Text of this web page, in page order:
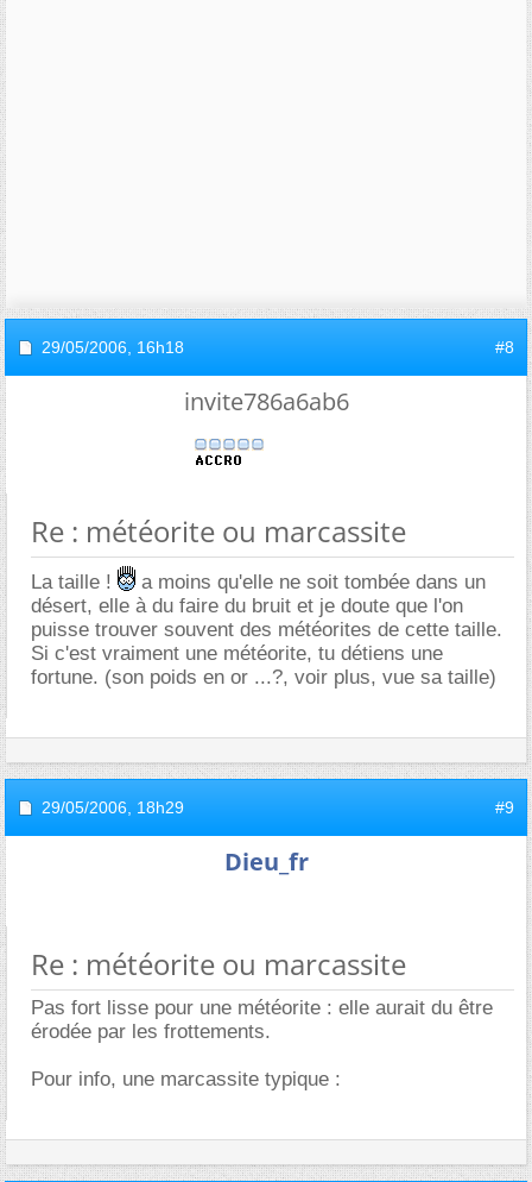
29/05/2006, 16h18 #8
invite786a6ab6
Re : météorite ou marcassite
La taille !
a moins qu'elle ne soit tombée dans un
désert, elle à du faire du bruit et je doute que l'on
puisse trouver souvent des météorites de cette taille.
Si c'est vraiment une météorite, tu détiens une
fortune. (son poids en or ...?, voir plus, vue sa taille)
29/05/2006, 18h29 #9
Dieu_fr
Re : météorite ou marcassite
Pas fort lisse pour une météorite : elle aurait du être
érodée par les frottements.
Pour info, une marcassite typique :